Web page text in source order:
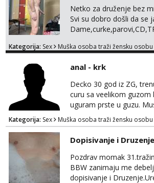
Netko za druženje bez
Svi su dobro došli da se
nemam ali ako smo za
Kategorija: Sex Muška osoba traži žensku osobu
anal - krk
Decko 30 god iz ZG,
curu sa veelikom
uguram prste u guzu.
parovi i transiči odjebite,
kakva placanja opcenito
unaprijed (aircash,
dolaze u obzir. Javit se
whatsapp 0958048882.
Kategorija: Sex Muška osoba traži žensku osobu
Dopisivanje i
Pozdrav momak
BBW zanimaju me
dopisivanje i